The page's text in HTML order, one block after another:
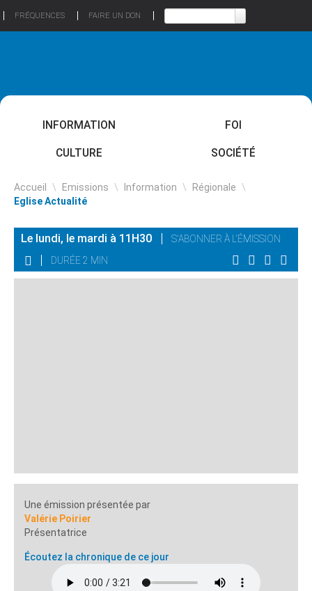
FRÉQUENCES FAIRE UN DON
INFORMATION FOI
CULTURE SOCIÉTÉ
Accueil \ Emissions \ Information \ Régionale \
Eglise Actualité
Le lundi, le mardi à 11H30
S'ABONNER À L'ÉMISSION
DURÉE 2 MIN
Une émission présentée par
Valérie Poirier
Présentatrice
Écoutez la chronique de ce jour